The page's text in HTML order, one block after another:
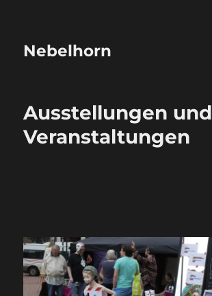
Nebelhorn
Ausstellungen und
Veranstaltungen